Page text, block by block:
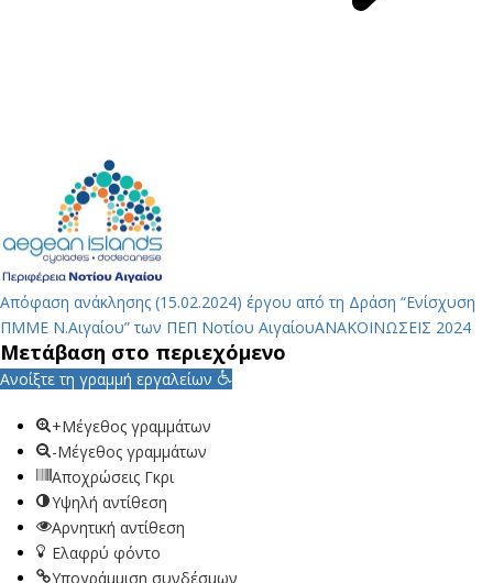
Απόφαση ανάκλησης (15.02.2024) έργου από τη Δράση “Ενίσχυση
ΠΜΜΕ Ν.Αιγαίου” των ΠΕΠ Νοτίου ΑιγαίουΑΝΑΚΟΙΝΩΣΕΙΣ 2024
Μετάβαση στο περιεχόμενο
Ανοίξτε τη γραμμή εργαλείων
+Μέγεθος γραμμάτων
-Μέγεθος γραμμάτων
Αποχρώσεις Γκρι
Υψηλή αντίθεση
Αρνητική αντίθεση
Ελαφρύ φόντο
Υπογράμμιση συνδέσμων